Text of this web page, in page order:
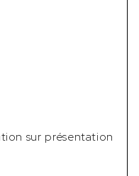
sur présentation